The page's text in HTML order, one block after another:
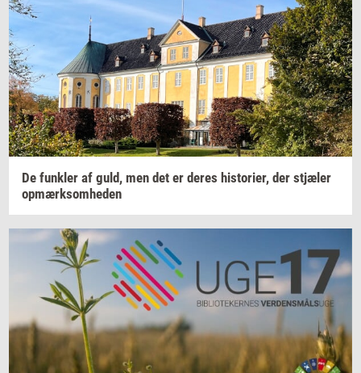
De funk­ler af guld, men det er deres hi­sto­ri­er, der stjæ­ler
op­mærk­som­he­den